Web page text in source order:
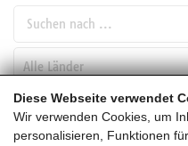
Diese Webseite verwendet
Wir verwenden Cookies, um
personalisieren, Funktionen